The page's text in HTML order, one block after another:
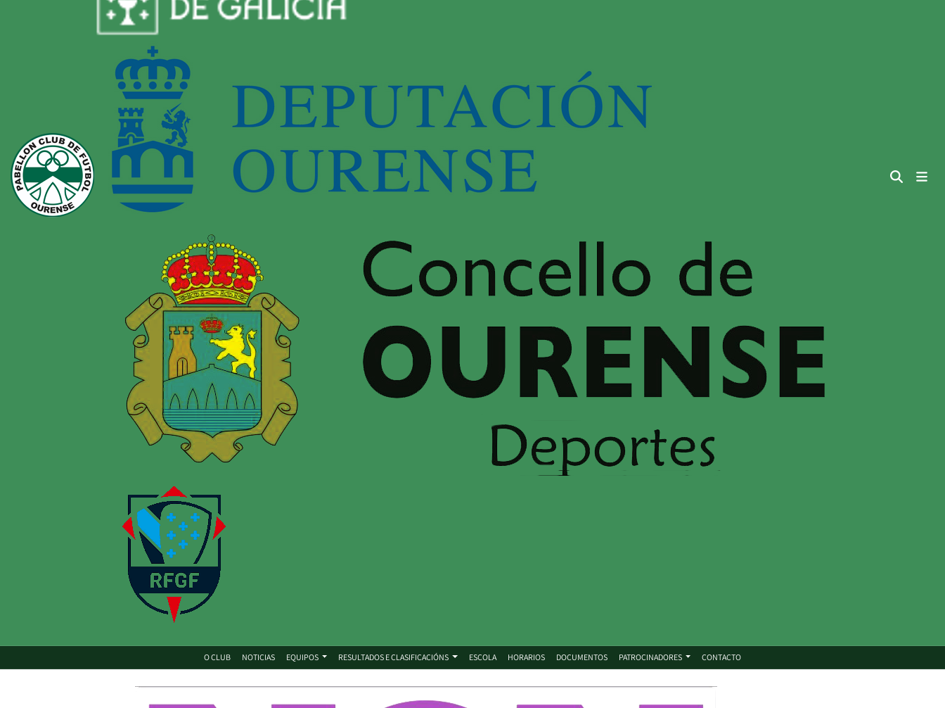
O CLUB NOTICIAS EQUIPOS RESULTADOS E CLASIFICACIÓNS ESCOLA HORARIOS DOCUMENTOS PATROCINADORES CONTACTO